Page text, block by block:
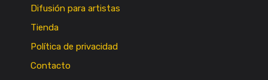
Difusión para artistas
Tienda
Política de privacidad
Contacto